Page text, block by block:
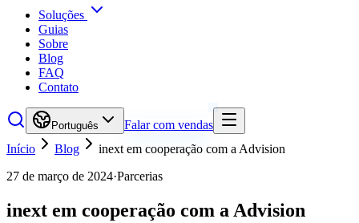
Soluções
Guias
Sobre
Blog
FAQ
Contato
Português
Falar com vendas
Início
Blog
inext em cooperação com a Advision
27 de março de 2024·Parcerias
inext em cooperação com a Advision